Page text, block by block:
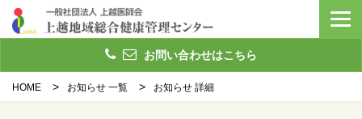
お問い合わせはこちら
HOME お知らせ 一覧 お知らせ 詳細